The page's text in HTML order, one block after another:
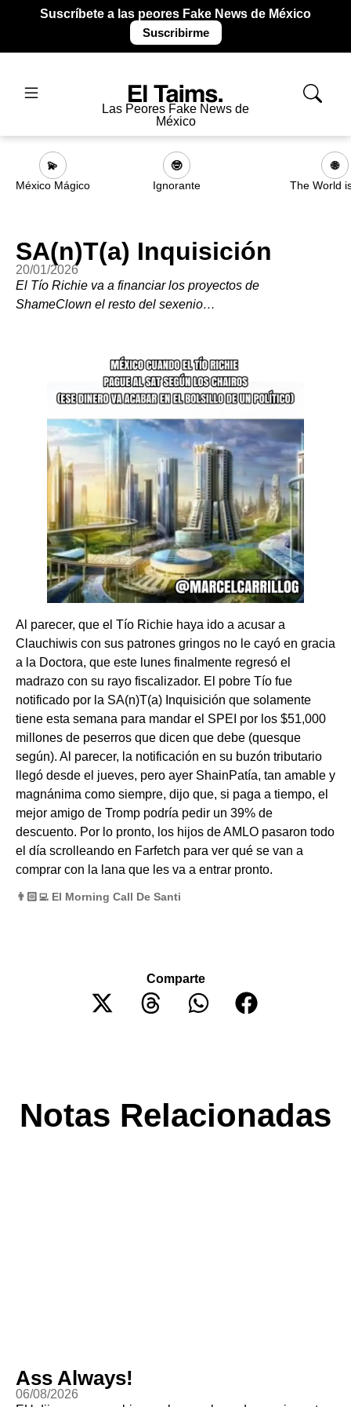
Suscríbete a las peores Fake News de México
Suscribirme
Las Peores Fake News de
México
💫
México Mágico
🤓
Ignorante
🌐
The World
SA(n)T(a) Inquisición
20/01/2026
El Tío Richie va a financiar los proyectos de
ShameClown el resto del sexenio…
Al parecer, que el Tío Richie haya ido a acusar a
Clauchiwis con sus patrones gringos no le cayó en gracia
a la Doctora, que este lunes finalmente regresó el
madrazo con su rayo fiscalizador. El pobre Tío fue
notificado por la SA(n)T(a) Inquisición que solamente
tiene esta semana para mandar el SPEI por los $51,000
millones de peserros que dicen que debe (quesque
según). Al parecer, la notificación en su buzón tributario
llegó desde el jueves, pero ayer ShainPatía, tan amable y
magnánima como siempre, dijo que, si paga a tiempo, el
mejor amigo de Tromp podría pedir un 39% de
descuento. Por lo pronto, los hijos de AMLO pasaron todo
el día scrolleando en Farfetch para ver qué se van a
comprar con la lana que les va a entrar pronto.
👨🏻‍💻 El Morning Call De Santi
Comparte
Notas Relacionadas
Ass Always!
06/08/2026